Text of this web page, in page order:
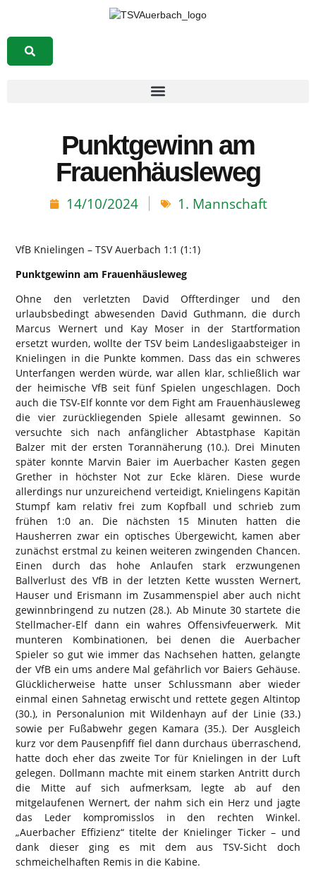
Suchen
Punktgewinn am
Frauenhäusleweg
14/10/2024 1. Mannschaft
VfB Knielingen – TSV Auerbach 1:1 (1:1)
Punktgewinn am Frauenhäusleweg
Ohne den verletzten David Offterdinger und den
urlaubsbedingt abwesenden David Guthmann, die durch
Marcus Wernert und Kay Moser in der Startformation
ersetzt wurden, wollte der TSV beim Landesligaabsteiger in
Knielingen in die Punkte kommen. Dass das ein schweres
Unterfangen werden würde, war allen klar, schließlich war
der heimische VfB seit fünf Spielen ungeschlagen. Doch
auch die TSV-Elf konnte vor dem Fight am Frauenhäusleweg
die vier zurückliegenden Spiele allesamt gewinnen. So
versuchte sich nach anfänglicher Abtastphase Kapitän
Balzer mit der ersten Torannäherung (10.). Drei Minuten
später konnte Marvin Baier im Auerbacher Kasten gegen
Grether in höchster Not zur Ecke klären. Diese wurde
allerdings nur unzureichend verteidigt, Knielingens Kapitän
Stumpf kam relativ frei zum Kopfball und schrieb zum
frühen 1:0 an. Die nächsten 15 Minuten hatten die
Hausherren zwar ein optisches Übergewicht, kamen aber
zunächst erstmal zu keinen weiteren zwingenden Chancen.
Einen durch das hohe Anlaufen stark erzwungenen
Ballverlust des VfB in der letzten Kette wussten Wernert,
Hauser und Erismann im Zusammenspiel aber auch nicht
gewinnbringend zu nutzen (28.). Ab Minute 30 startete die
Stellmacher-Elf dann ein wahres Offensivfeuerwerk. Mit
munteren Kombinationen, bei denen die Auerbacher
Spieler so gut wie immer das Nachsehen hatten, gelangte
der VfB ein ums andere Mal gefährlich vor Baiers Gehäuse.
Glücklicherweise hatte unser Schlussmann aber wieder
einmal einen Sahnetag erwischt und rettete gegen Altintop
(30.), in Personalunion mit Wildenhayn auf der Linie (33.)
sowie per Fußabwehr gegen Kamara (35.). Der Ausgleich
kurz vor dem Pausenpfiff fiel dann durchaus überraschend,
hatte doch eher das zweite Tor für Knielingen in der Luft
gelegen. Dollmann machte mit einem starken Antritt durch
die Mitte auf sich aufmerksam, legte ab auf den
mitgelaufenen Wernert, der nahm sich ein Herz und jagte
das Leder kompromisslos in den rechten Winkel.
„Auerbacher Effizienz“ titelte der Knielinger Ticker – und
dank dieser ging es mit dem aus TSV-Sicht doch
schmeichelhaften Remis in die Kabine.